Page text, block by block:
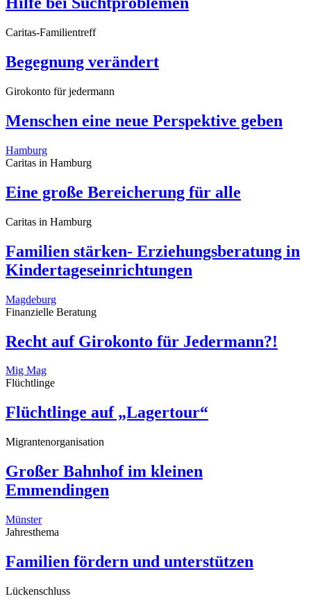
Caritas-Familientreff
Begegnung verändert
Girokonto für jedermann
Menschen eine neue Perspektive geben
Hamburg
Caritas in Hamburg
Eine große Bereicherung für alle
Caritas in Hamburg
Familien stärken- Erziehungsberatung in
Kindertageseinrichtungen
Magdeburg
Finanzielle Beratung
Recht auf Girokonto für Jedermann?!
Mig Mag
Flüchtlinge
Flüchtlinge auf „Lagertour“
Migrantenorganisation
Großer Bahnhof im kleinen
Emmendingen
Münster
Jahresthema
Familien fördern und unterstützen
Lückenschluss